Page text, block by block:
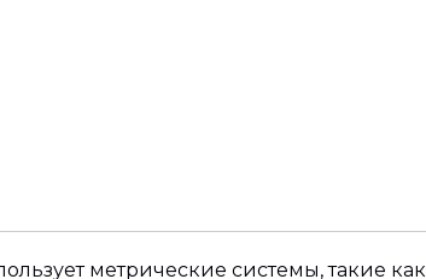
метрические системы, такие как